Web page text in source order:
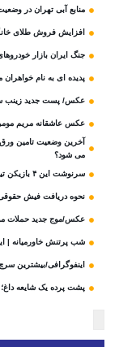
منابع آبی تهران در
افزایش فروش طلای
جنگ ایران بازار خودروهای برقی
پدیده ای به نام
عکس/ پست جدید زینب
عکس عاشقانه مریم
آخرین وضعیت تامین
می شود؟
سرنوشت این ۴ بازیکن تیم ملی در هاله ای از ابهام!
نحوه دریافت فیش حقوقی
عکس/موج جدید حملات
شب پرتنش خاورمیانه |
اینفوگرافی/بیشترین
پشت پرده یک شایعه داغ؛ طلای ۳۰ میلیونی